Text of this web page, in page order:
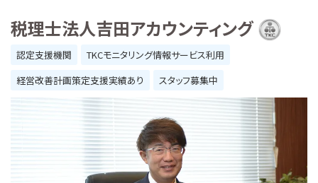
税理士法人吉田アカウンティング
認定支援機関
TKCモニタリング情報サービス利用
経営改善計画策定支援実績あり
スタッフ募集中